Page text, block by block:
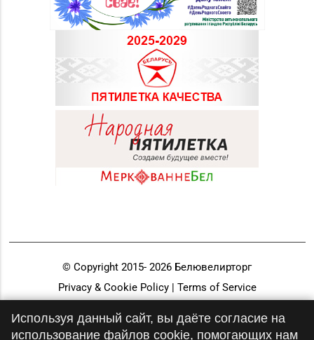
© Copyright 2015- 2026 Белювелирторг
Privacy & Cookie Policy | Terms of Service
Используя данный сайт, вы даёте согласие на
использование файлов cookie, помогающих нам